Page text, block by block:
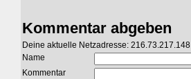
Kommentar abgeben
Deine aktuelle Netzadresse: 216.73.217.148
Name
Kommentar